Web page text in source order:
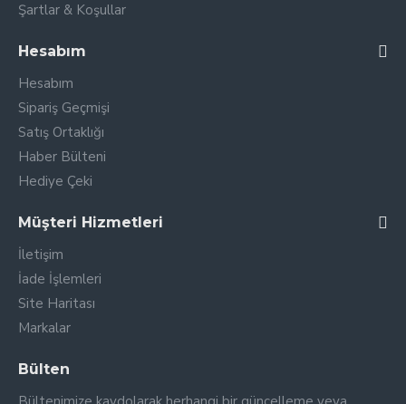
Şartlar & Koşullar
Hesabım
Hesabım
Sipariş Geçmişi
Satış Ortaklığı
Haber Bülteni
Hediye Çeki
Müşteri Hizmetleri
İletişim
İade İşlemleri
Site Haritası
Markalar
Bülten